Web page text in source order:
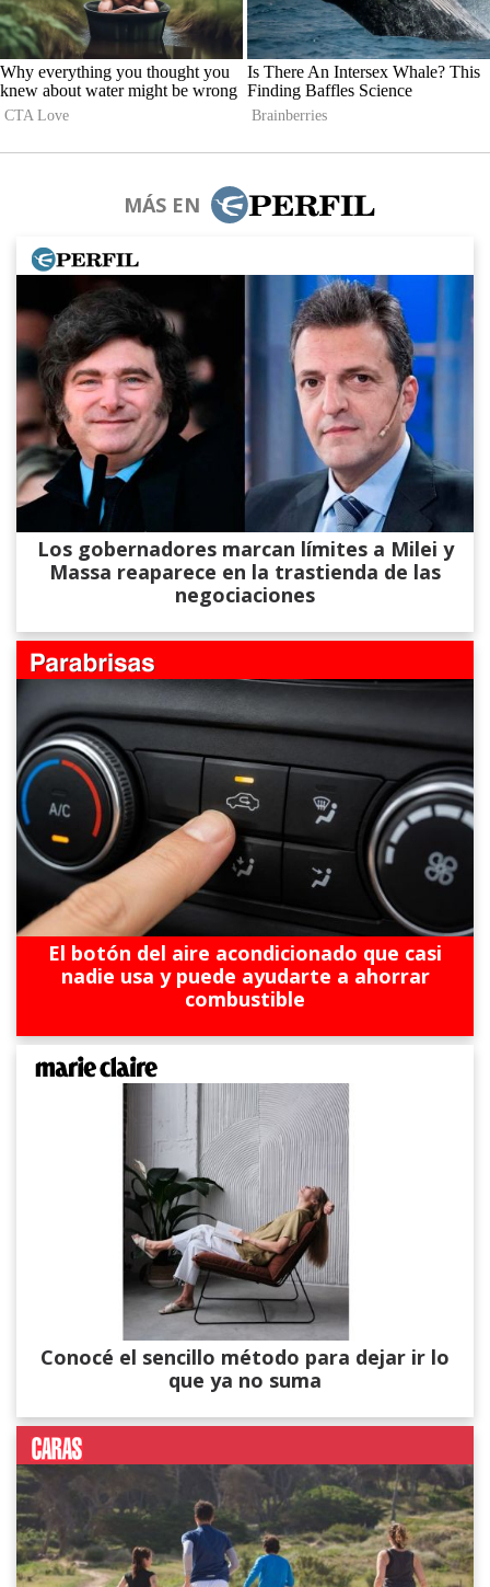
MÁS EN
Los gobernadores marcan límites a Milei y
Massa reaparece en la trastienda de las
negociaciones
El botón del aire acondicionado que casi
nadie usa y puede ayudarte a ahorrar
combustible
Conocé el sencillo método para dejar ir lo
que ya no suma